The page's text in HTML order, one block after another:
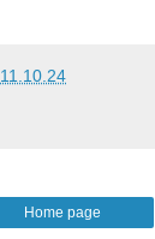
11.10.24
Home page